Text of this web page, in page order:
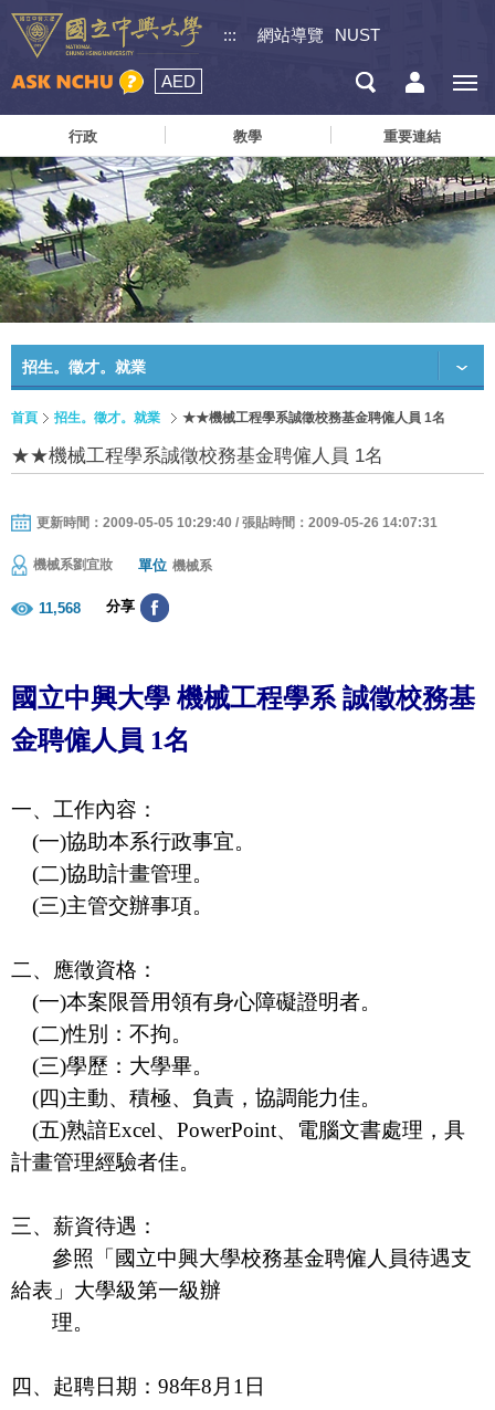
::: 網站導覽 NUST
AED
行政 教學 重要連結
招生。徵才。就業
首頁 招生。徵才。就業 ★★機械工程學系誠徵校務基金聘僱人員 1名
★★機械工程學系誠徵校務基金聘僱人員 1名
更新時間：2009-05-05 10:29:40 / 張貼時間：2009-05-26 14:07:31
機械系劉宜妝 單位 機械系
11,568 分享
國立中興大學 機械工程學系 誠徵校務基
金聘僱人員 1名
一、工作內容：
(一)協助本系行政事宜。
(二)協助計畫管理。
(三)主管交辦事項。
二、應徵資格：
(一)本案限晉用領有身心障礙證明者。
(二)性別：不拘。
(三)學歷：大學畢。
(四)主動、積極、負責，協調能力佳。
(五)熟諳Excel、 PowerPoint、電腦文書處理，具
計畫管理經驗者佳。
三、薪資待遇：
參照「國立中興大學校務基金聘僱人員待遇支
給表」大學級第一級辦
理。
四、起聘日期： 98年8 月 1 日